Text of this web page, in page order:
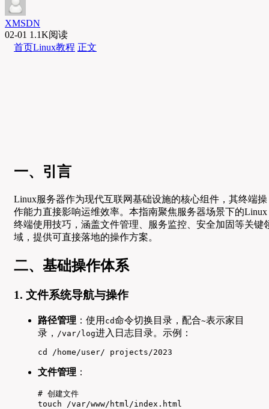
XMSDN
02-01 1.1K阅读
首页Linux教程 正文
一、引言
Linux服务器作为现代互联网基础设施的核心组件，其终端操
作能力直接影响运维效率。本指南聚焦服务器场景下的Linux
终端使用技巧，涵盖文件管理、服务监控、安全加固等关键
域，提供可直接落地的操作方案。
二、基础操作体系
1. 文件系统导航与操作
路径管理 ：使用 cd命令切换目录，配合~表示家目
录， /var/log进入日志目录。示例：
cd /home/user/ projects/2023
文件管理 ：
# 创建文件
touch /var/www/html/index.html